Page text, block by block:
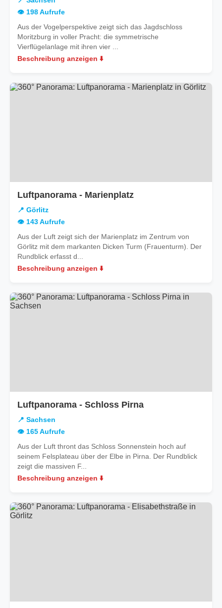
👁️ 198 Aufrufe
Aus der Vogelperspektive zeigt sich das Jagdschloss
Moritzburg in voller Pracht: die symmetrische
Vierflügelanlage mit ihren vier ...
Beschreibung anzeigen ⬇️
Luftpanorama - Marienplatz
📍 Görlitz
👁️ 143 Aufrufe
Aus der Luft zeigt sich der Marienplatz im Zentrum von
Görlitz mit dem markanten Dicken Turm (Frauenturm). Der
Rundblick erfasst d...
Beschreibung anzeigen ⬇️
Luftpanorama - Schloss Pirna
📍 Sachsen
👁️ 165 Aufrufe
Aus der Luft thront das Schloss Sonnenstein hoch auf
seinem Felsplateau über der Elbe in Pirna. Der Rundblick
zeigt die massiven F...
Beschreibung anzeigen ⬇️